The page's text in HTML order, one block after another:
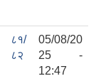
८१/
८२
05/08/20
25 -
12:47